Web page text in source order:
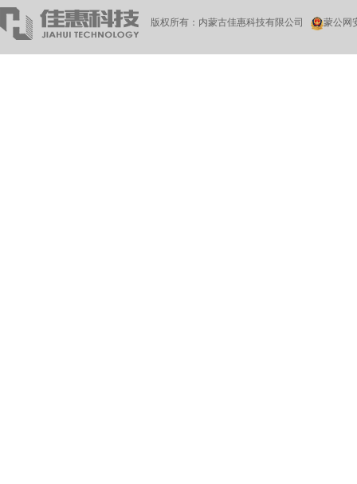
版权所有：内蒙古佳惠科技有限公司 蒙公网